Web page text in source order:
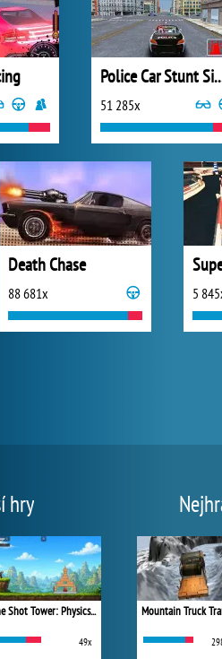
Police Car
51 285x
Death Chase
88 681x 5
hry
One Shot Tower: Physics Destroyer
49x
Mountain Truck